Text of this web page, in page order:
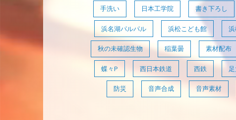
手洗い 日本工学院 書き下ろし
浜名湖パルパル 浜松こども館
秋の未確認生物 稲葉曇 素材配布
蝶々P 西日本鉄道 西鉄
防災 音声合成 音声素材